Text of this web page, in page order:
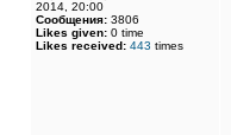
2014, 20:00
Сообщения: 3806
Likes given: 0 time
Likes received: 443 times